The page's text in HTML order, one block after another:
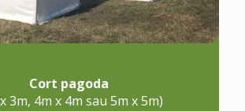
Cort pagoda
3m, 4m x 4m sau 5m x 5m)